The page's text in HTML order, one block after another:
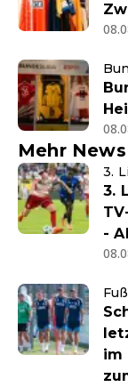
Mehr
3.
3.
-
im